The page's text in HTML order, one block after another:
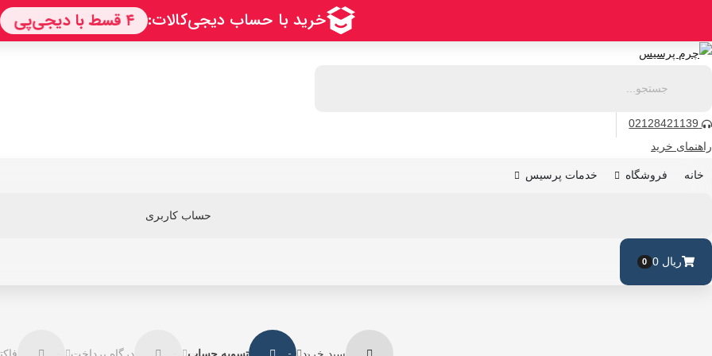
برو
02128421139
راهنمای خرید
خانه فروشگاه خدمات پرسیس
حساب کاربری
0 ریال 0
سبد خرید تسویه حساب درگاه پرداخت